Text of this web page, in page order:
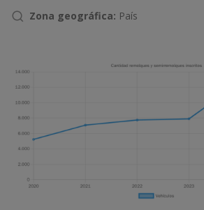
Zona geográfica: País